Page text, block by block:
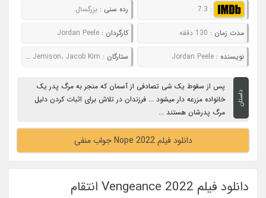
:
7.3 رده سنی : بزرگسال
مدت زمان : 130 دققه کارگردان : Jordan Peele
نویسنده :Jordan Peele ستارگان : Kaluuya، Devon Graye، Donna Mills، Eddie Jemison، Jacob Kim
داستان
پس از سقوط یک شی تصادفی از آسمان که منجر به مرگ پدر یک
خانواده مزرعه دار میشود ... فرزندان در تلاش برای اثبات کردن دلیل
مرگ پدرشان هستند ...
دانلود فیلم Nope 2022 جواب منفی
دانلود فیلم Vengeance 2022 انتقام